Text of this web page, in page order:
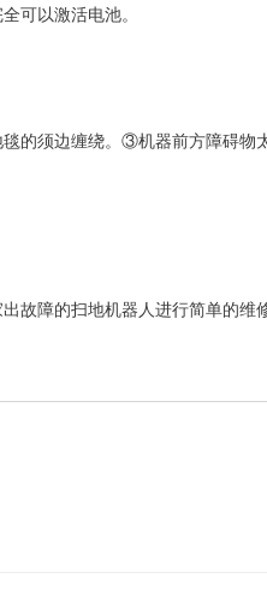
可以激活电池。
须边缠绕。③机器前方障碍物
故障的扫地机器人进行简单的维修